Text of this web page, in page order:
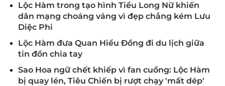
Lộc Hàm trong tạo hình Tiểu Long Nữ khiến
dân mạng choáng váng vì đẹp chẳng kém Lưu
Diệc Phi
Lộc Hàm đưa Quan Hiểu Đồng đi du lịch giữa
tin đồn chia tay
Sao Hoa ngữ chết khiếp vì fan cuồng: Lộc Hàm
bị quay lén, Tiêu Chiến bị rượt chạy 'mất dép'